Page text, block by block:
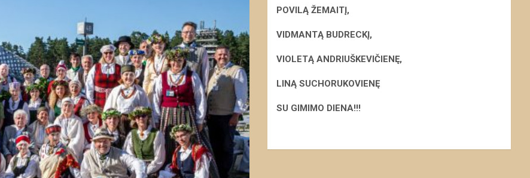
POVILĄ ŽEMAITĮ,
VIDMANTĄ BUDRECKĮ,
VIOLETĄ ANDRIUŠKEVIČIENĘ,
LINĄ SUCHORUKOVIENĘ
SU GIMIMO DIENA!!!